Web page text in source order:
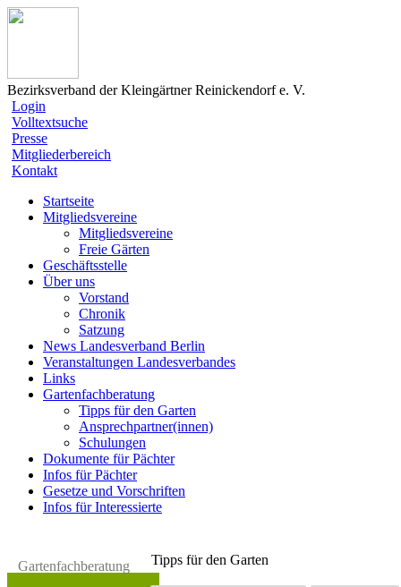
Bezirksverband der Kleingärtner Reinickendorf e. V.
Login
Volltextsuche
Presse
Mitgliederbereich
Kontakt
Startseite
Mitgliedsvereine
Mitgliedsvereine
Freie Gärten
Geschäftsstelle
Über uns
Vorstand
Chronik
Satzung
News Landesverband Berlin
Veranstaltungen Landesverbandes
Links
Gartenfachberatung
Tipps für den Garten
Ansprechpartner(innen)
Schulungen
Dokumente für Pächter
Infos für Pächter
Gesetze und Vorschriften
Infos für Interessierte
Gartenfachberatung Tipps für den Garten